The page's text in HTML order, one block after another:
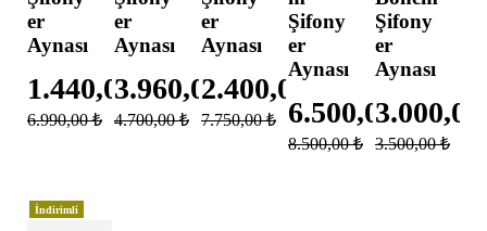
er
Aynası
6.990,00₺
1.440,00₺
er
Aynası
4.700,00₺
3.960,00₺
er
Aynası
7.750,00₺
2.400,00
Şifony
er
Aynası
8.500,00₺
6.500,00₺
Şifony
er
Aynası
3.500,00₺
İndirimli